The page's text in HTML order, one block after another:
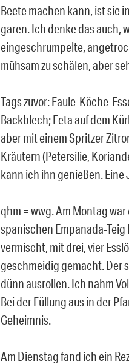
Beete machen kann, ist sie
garen. Ich denke das auch,
eingeschrumpelte,
mühsam zu schälen, aber
Tags zuvor: Faule-Köche-
Backblech; Feta auf dem
aber mit einem Spritzer
Kräutern (Petersilie,
kann ich ihn genießen.
qhm = wwg. Am Montag
spanischen Empanada-
vermischt, mit drei, vier
geschmeidig gemacht. Der
dünn ausrollen. Ich nahm
Bei der Füllung aus in der
Geheimnis.
Am Dienstag fand ich ein